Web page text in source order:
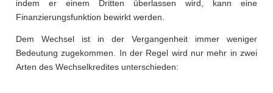
indem er einem Dritten überlassen wird, kann eine
Finanzierungsfunktion bewirkt werden.
Dem Wechsel ist in der Vergangenheit immer weniger
Bedeutung zugekommen. In der Regel wird nur mehr in zwei
Arten des Wechselkredites unterschieden: